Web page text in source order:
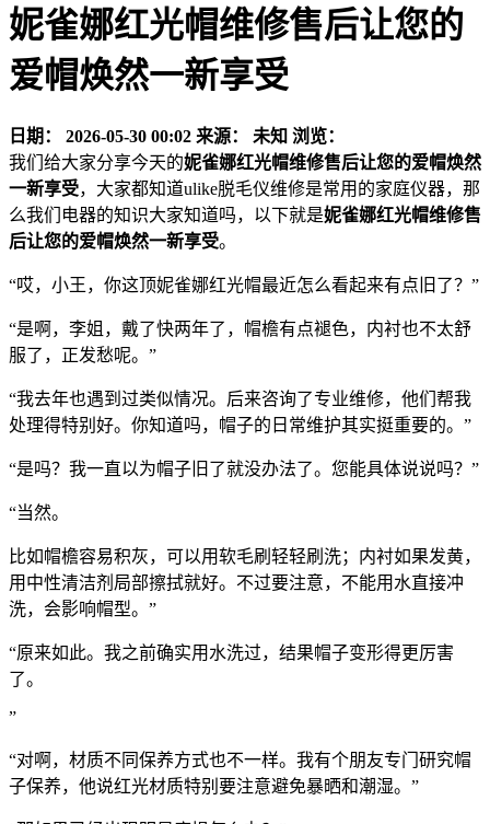
妮雀娜红光帽维修售后让您的
爱帽焕然一新享受
日期： 2026-05-30 00:02 来源： 未知 浏览：
我们给大家分享今天的妮雀娜红光帽维修售后让您的爱帽焕然
一新享受，大家都知道ulike脱毛仪维修是常用的家庭仪器，那
么我们电器的知识大家知道吗，以下就是妮雀娜红光帽维修售
后让您的爱帽焕然一新享受。
“哎，小王，你这顶妮雀娜红光帽最近怎么看起来有点旧了？”
“是啊，李姐，戴了快两年了，帽檐有点褪色，内衬也不太舒
服了，正发愁呢。”
“我去年也遇到过类似情况。后来咨询了专业维修，他们帮我
处理得特别好。你知道吗，帽子的日常维护其实挺重要的。”
“是吗？我一直以为帽子旧了就没办法了。您能具体说说吗？”
“当然。
比如帽檐容易积灰，可以用软毛刷轻轻刷洗；内衬如果发黄，
用中性清洁剂局部擦拭就好。不过要注意，不能用水直接冲
洗，会影响帽型。”
“原来如此。我之前确实用水洗过，结果帽子变形得更厉害
了。
”
“对啊，材质不同保养方式也不一样。我有个朋友专门研究帽
子保养，他说红光材质特别要注意避免暴晒和潮湿。”